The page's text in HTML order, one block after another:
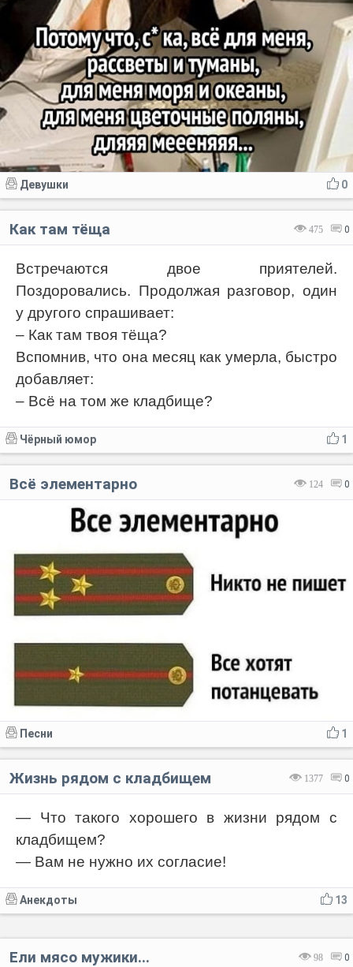
0
Девушки
475 0
Как там тёща
Встречаются двое приятелей.
Поздоровались. Продолжая разговор, один
у другого спрашивает:
– Как там твоя тёща?
Вспомнив, что она месяц как умерла, быстро
добавляет:
– Всё на том же кладбище?
1
Чёрный юмор
124 0
Всё элементарно
1
Песни
1377 0
Жизнь рядом с кладбищем
— Что такого хорошего в жизни рядом с
кладбищем?
— Вам не нужно их согласие!
13
Анекдоты
98 0
Ели мясо мужики...